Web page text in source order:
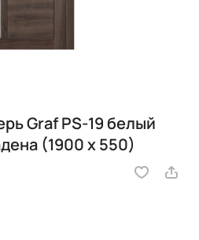
Graf PS-19 белый
(1900 х 550)